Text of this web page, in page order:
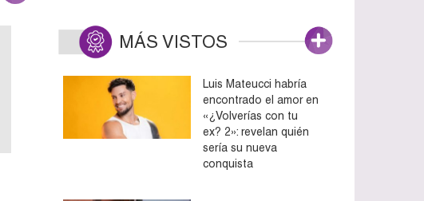
MÁS VISTOS
Luis Mateucci habría
encontrado el amor en
«¿Volverías con tu
ex? 2»: revelan quién
sería su nueva
conquista